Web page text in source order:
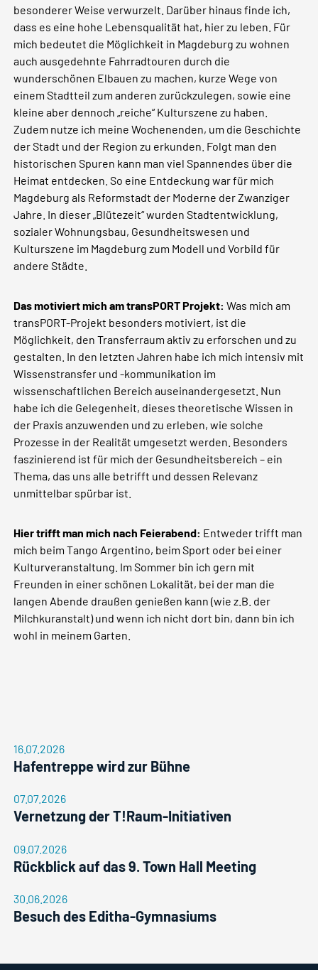
besonderer Weise verwurzelt. Darüber hinaus finde ich,
dass es eine hohe Lebensqualität hat, hier zu leben. Für
mich bedeutet die Möglichkeit in Magdeburg zu wohnen
auch ausgedehnte Fahrradtouren durch die
wunderschönen Elbauen zu machen, kurze Wege von
einem Stadtteil zum anderen zurückzulegen, sowie eine
kleine aber dennoch „reiche“ Kulturszene zu haben.
Zudem nutze ich meine Wochenenden, um die Geschichte
der Stadt und der Region zu erkunden. Folgt man den
historischen Spuren kann man viel Spannendes über die
Heimat entdecken. So eine Entdeckung war für mich
Magdeburg als Reformstadt der Moderne der Zwanziger
Jahre. In dieser „Blütezeit“ wurden Stadtentwicklung,
sozialer Wohnungsbau, Gesundheitswesen und
Kulturszene im Magdeburg zum Modell und Vorbild für
andere Städte.
Das motiviert mich am transPORT Projekt:Was mich am
transPORT-Projekt besonders motiviert, ist die
Möglichkeit, den Transferraum aktiv zu erforschen und zu
gestalten. In den letzten Jahren habe ich mich intensiv mit
Wissenstransfer und -kommunikation im
wissenschaftlichen Bereich auseinandergesetzt. Nun
habe ich die Gelegenheit, dieses theoretische Wissen in
der Praxis anzuwenden und zu erleben, wie solche
Prozesse in der Realität umgesetzt werden. Besonders
faszinierend ist für mich der Gesundheitsbereich – ein
Thema, das uns alle betrifft und dessen Relevanz
unmittelbar spürbar ist.
Hier trifft man mich nach Feierabend: Entweder trifft man
mich beim Tango Argentino, beim Sport oder bei einer
Kulturveranstaltung. Im Sommer bin ich gern mit
Freunden in einer schönen Lokalität, bei der man die
langen Abende draußen genießen kann (wie z.B. der
Milchkuranstalt) und wenn ich nicht dort bin, dann bin ich
wohl in meinem Garten.
16.07.2026
Hafentreppe wird zur Bühne
07.07.2026
Vernetzung der T!Raum-Initiativen
09.07.2026
Rückblick auf das 9. Town Hall Meeting
30.06.2026
Besuch des Editha-Gymnasiums